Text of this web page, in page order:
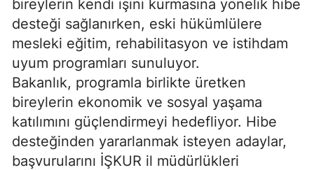
bireylerin kendi işini kurmasına yönelik hibe
desteği sağlanırken, eski hükümlülere
mesleki eğitim, rehabilitasyon ve istihdam
uyum programları sunuluyor.
Bakanlık, programla birlikte üretken
bireylerin ekonomik ve sosyal yaşama
katılımını güçlendirmeyi hedefliyor. Hibe
desteğinden yararlanmak isteyen adaylar,
başvurularını İŞKUR il müdürlükleri